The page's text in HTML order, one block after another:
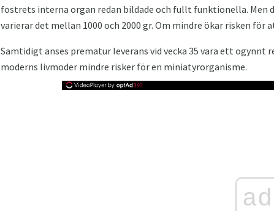
fostrets interna organ redan bildade och fullt funktionella. Men
varierar det mellan 1000 och 2000 gr. Om mindre ökar risken för
Samtidigt anses prematur leverans vid vecka 35 vara ett
moderns livmoder mindre risker för en miniatyrorganisme.
ad